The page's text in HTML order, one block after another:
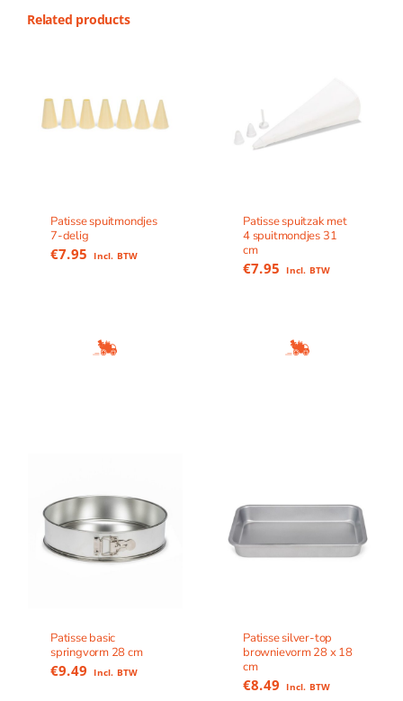
Related products
Patisse spuitmondjes
7-delig
€7.95 Incl. BTW
Patisse spuitzak met
4 spuitmondjes 31
cm
€7.95 Incl. BTW
Patisse basic
springvorm 28 cm
€9.49 Incl. BTW
Patisse silver-top
brownievorm 28 x 18
cm
€8.49 Incl. BTW